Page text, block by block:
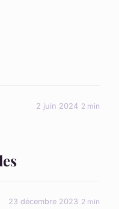
2 juin 2024 2 min
23 décembre 2023 2 min